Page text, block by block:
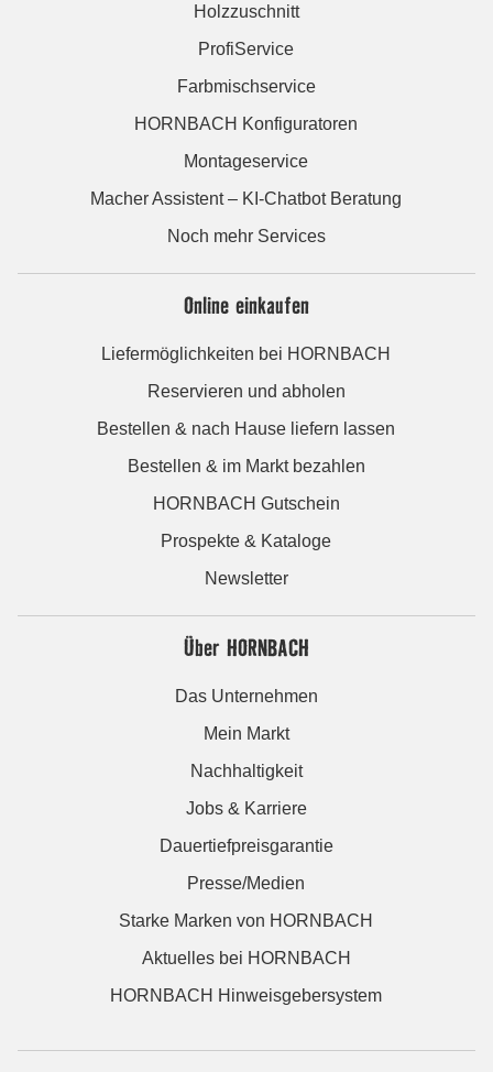
Holzzuschnitt
ProfiService
Farbmischservice
HORNBACH Konfiguratoren
Montageservice
Macher Assistent – KI-Chatbot Beratung
Noch mehr Services
Online einkaufen
Liefermöglichkeiten bei HORNBACH
Reservieren und abholen
Bestellen & nach Hause liefern lassen
Bestellen & im Markt bezahlen
HORNBACH Gutschein
Prospekte & Kataloge
Newsletter
Über HORNBACH
Das Unternehmen
Mein Markt
Nachhaltigkeit
Jobs & Karriere
Dauertiefpreisgarantie
Presse/Medien
Starke Marken von HORNBACH
Aktuelles bei HORNBACH
HORNBACH Hinweisgebersystem